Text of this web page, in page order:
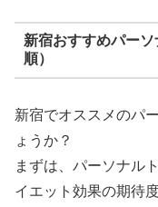
新宿おすすめパー
順）
新宿でオススメのパ
ょうか？
まずは、パーソナル
イエット効果の期待